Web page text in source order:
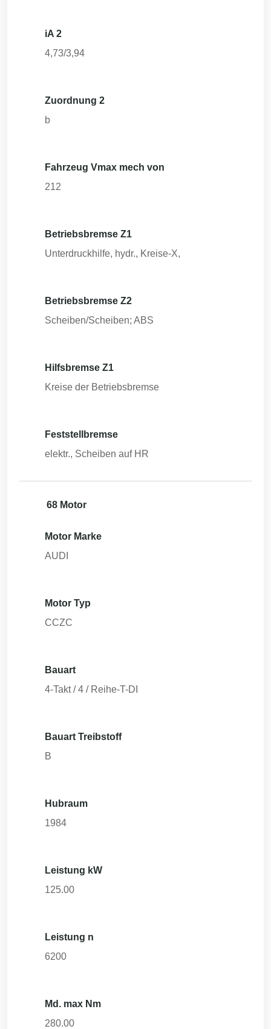
iA 2
4,73/3,94
Zuordnung 2
b
Fahrzeug Vmax mech von
212
Betriebsbremse Z1
Unterdruckhilfe, hydr., Kreise-X,
Betriebsbremse Z2
Scheiben/Scheiben; ABS
Hilfsbremse Z1
Kreise der Betriebsbremse
Feststellbremse
elektr., Scheiben auf HR
68 Motor
Motor Marke
AUDI
Motor Typ
CCZC
Bauart
4-Takt / 4 / Reihe-T-DI
Bauart Treibstoff
B
Hubraum
1984
Leistung kW
125.00
Leistung n
6200
Md. max Nm
280.00